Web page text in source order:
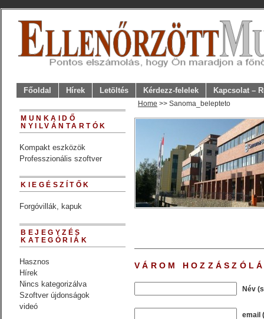
Főoldal Hírek Letöltés Kérdezz-felelek Kapcsolat –
MUNKAIDŐ
NYILVÁNTARTÓK
Kompakt eszközök
Professzionális szoftver
KIEGÉSZÍTŐK
Forgóvillák, kapuk
BEJEGYZÉS
KATEGÓRIÁK
Hasznos
Hírek
Nincs kategorizálva
Szoftver újdonságok
videó
Home >> Sanoma_belepteto
VÁROM
Név
email